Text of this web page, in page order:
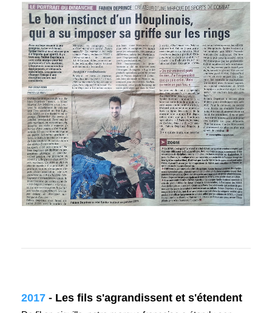
2017 - Les fils s'agrandissent et s'étendent